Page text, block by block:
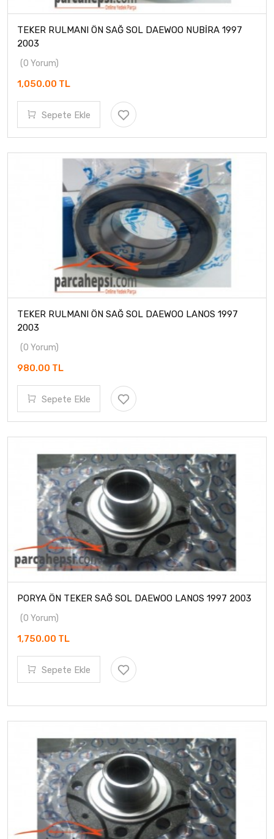
TEKER RULMANI ÖN SAĞ SOL DAEWOO NUBİRA 1997
2003
(0 Yorum)
1,050.00 TL
Sepete Ekle
TEKER RULMANI ÖN SAĞ SOL DAEWOO LANOS 1997
2003
(0 Yorum)
980.00 TL
Sepete Ekle
PORYA ÖN TEKER SAĞ SOL DAEWOO LANOS 1997 2003
(0 Yorum)
1,750.00 TL
Sepete Ekle